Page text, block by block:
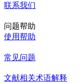
联系我们
问题帮助
使用帮助
常见问题
文献相关术语解释